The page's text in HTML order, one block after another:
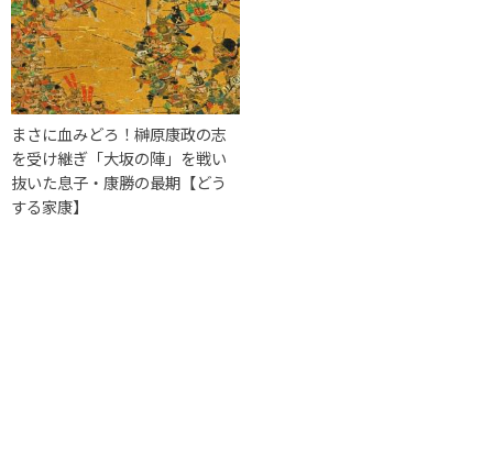
まさに血みどろ！榊原康政の志
を受け継ぎ「大坂の陣」を戦い
抜いた息子・康勝の最期【どう
する家康】